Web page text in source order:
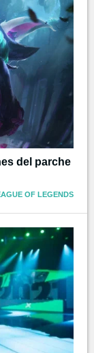
del parche
OF LEGENDS